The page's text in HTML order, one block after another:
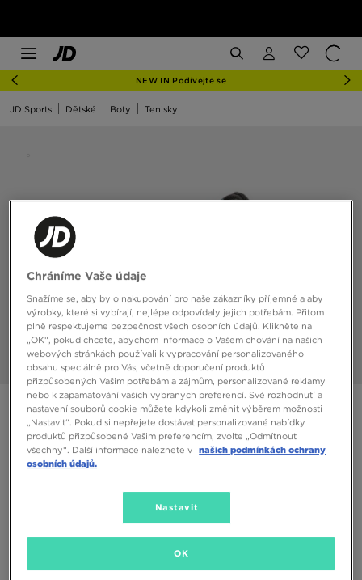
NEW IN Podívejte se
JD Sports Dětské Boty Tenisky
JORDAN MVP 92 BG
1390 Kč
1590 Kč -13%
(Nejnižší cena za posledních 30 dní)
Chráníme Vaše údaje
Snažíme se, aby bylo nakupování pro naše zákazníky příjemné a aby
výrobky, které si vybírají, nejlépe odpovídaly jejich potřebám. Přitom
plně respektujeme bezpečnost všech osobních údajů. Klikněte na
„OK“, pokud chcete, abychom informace o Vašem chování na našich
webových stránkách používali k vypracování personalizovaného
obsahu speciálně pro Vás, včetně doporučení produktů
přizpůsobených Vašim potřebám a zájmům, personalizované reklamy
nebo k zapamatování vašich vybraných preferencí. Své rozhodnutí a
nastavení souborů cookie můžete kdykoli změnit výběrem možnosti
„Nastavit“. Pokud si nepřejete dostávat personalizované nabídky
produktů přizpůsobené Vašim preferencím, zvolte „Odmítnout
všechny“. Další informace naleznete v našich podmínkách ochrany
osobních údajů.
Nastavit
OK